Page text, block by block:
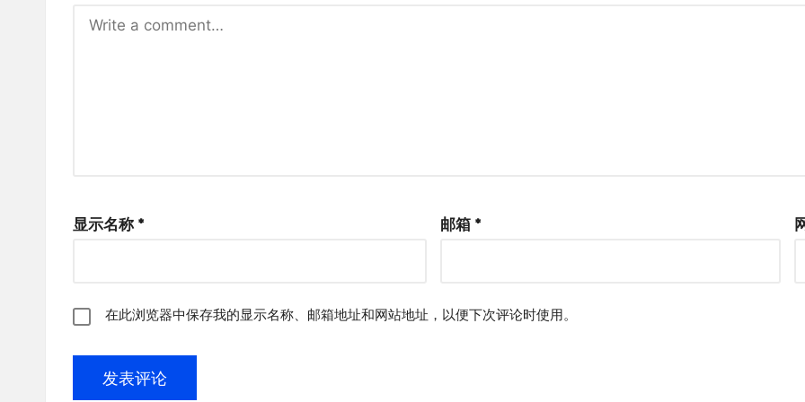
显示名称 * 邮箱 *
在此浏览器中保存我的显示名称、邮箱地址和网站地址，以便下次评论时使用。